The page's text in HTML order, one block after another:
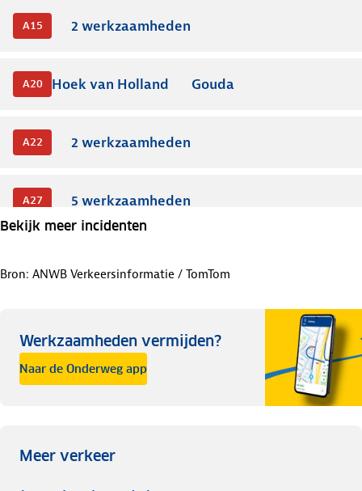
A15 2 werkzaamheden
A20 Hoek van Holland Gouda
A22 2 werkzaamheden
A27 5 werkzaamheden
A58 Breda Bergen op Zoom
Bekijk meer incidenten
Bron: ANWB Verkeersinformatie / TomTom
Werkzaamheden vermijden?
Naar de Onderweg app
Meer verkeer